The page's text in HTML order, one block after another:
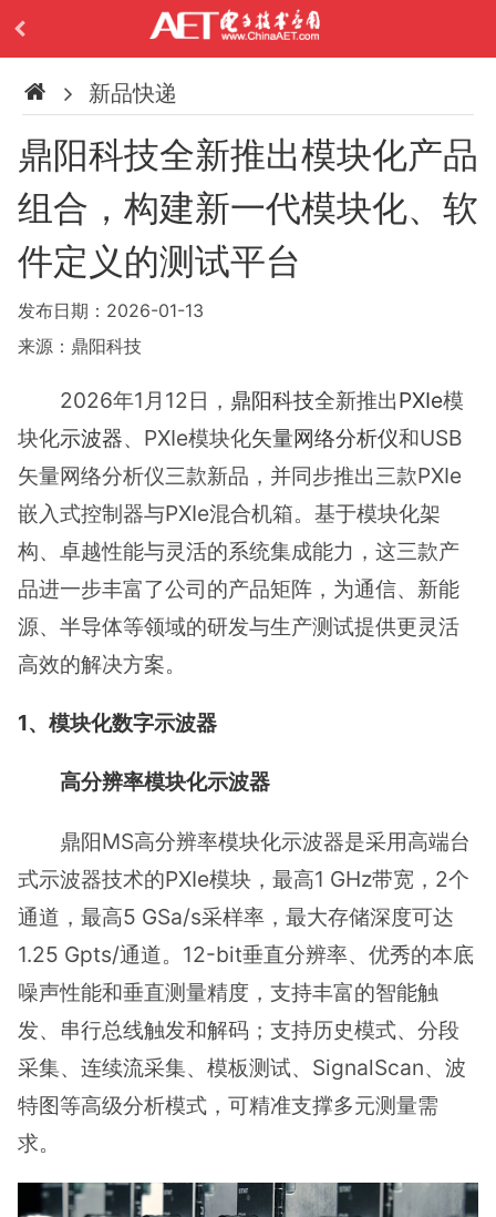
新品快递
鼎阳科技全新推出模块化产品
组合，构建新一代模块化、软
件定义的测试平台
发布日期：2026-01-13
来源：鼎阳科技
2026年1月12日， 鼎阳科技全新推出PXIe模
块化示波器、PXIe模块化矢量网络分析仪和USB
矢量网络分析仪三款新品，并同步推出三款PXIe
嵌入式控制器与PXIe混合机箱。基于模块化架
构、卓越性能与灵活的系统集成能力，这三款产
品进一步丰富了公司的产品矩阵，为通信、新能
源、半导体等领域的研发与生产测试提供更灵活
高效的解决方案。
1、模块化数字示波器
高分辨率模块化示波器
鼎阳MS高分辨率模块化示波器是采用高端台
式示波器技术的PXIe模块，最高1 GHz带宽，2个
通道，最高5 GSa/s采样率，最大存储深度可达
1.25 Gpts/通道。12-bit垂直分辨率、优秀的本底
噪声性能和垂直测量精度，支持丰富的智能触
发、串行总线触发和解码；支持历史模式、分段
采集、连续流采集、模板测试、SignalScan、波
特图等高级分析模式，可精准支撑多元测量需
求。